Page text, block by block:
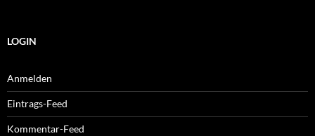
LOGIN
Anmelden
Eintrags-Feed
Kommentar-Feed